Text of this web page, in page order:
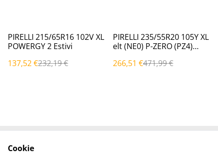
%
PIRELLI 215/65R16 102V XL
POWERGY 2 Estivi
137,52 €232,19 €
%
PIRELLI 235/55R20 105Y XL
elt (NE0) P-ZERO (PZ4)
266,51 €471,99 €
Cookie